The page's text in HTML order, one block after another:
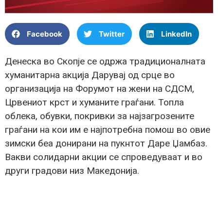
Facebook Twitter LinkedIn
Денеска во Скопје се одржа традиционалната
хуманитарна акција Дарувај од срце во
организација на Форумот на жени на СДСМ,
Црвениот крст и хуманите граѓани. Топла
облека, обувки, покривки за најзагрозените
граѓани на кои им е најпотребна помош во овие
зимски беа донирани на пукнтот Даре Џамбаз.
Вакви солидарни акции се спроведуваат и во
други градови низ Македонија.